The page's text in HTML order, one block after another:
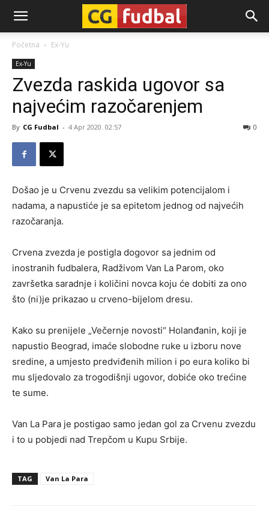
CG-
Fudbal
Početna Ex-Yu
Ex-Yu
Zvezda raskida ugovor sa
najvećim razočarenjem
By CG Fudbal - 4 Apr 2020. 02:57 0
Došao je u Crvenu zvezdu sa velikim potencijalom i
nadama, a napustiće je sa epitetom jednog od najvećih
razočaranja.
Crvena zvezda je postigla dogovor sa jednim od
inostranih fudbalera, Radživom Van La Parom, oko
završetka saradnje i količini novca koju će dobiti za ono
što (ni)je prikazao u crveno-bijelom dresu.
Kako su prenijele „Večernje novosti“ Holanđanin, koji je
napustio Beograd, imaće slobodne ruke u izboru nove
sredine, a umjesto predviđenih milion i po eura koliko bi
mu sljedovalo za trogodišnji ugovor, dobiće oko trećine
te sume.
Van La Para je postigao samo jedan gol za Crvenu zvezdu
i to u pobjedi nad Trepčom u Kupu Srbije.
TAG Van La Para